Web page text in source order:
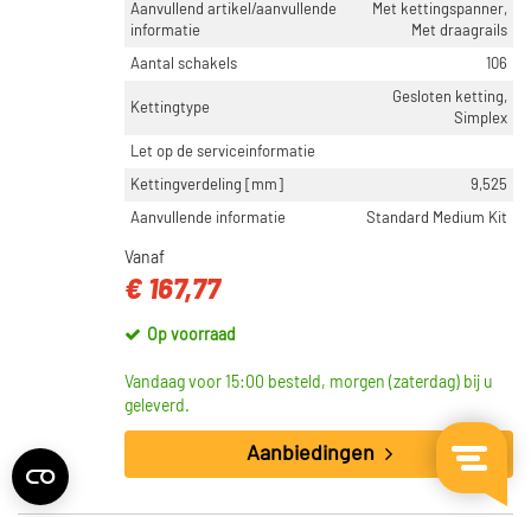
Aanvullend artikel/aanvullende
informatie
Met kettingspanner,
Met draagrails
Aantal schakels
106
Kettingtype
Gesloten ketting,
Simplex
Let op de serviceinformatie
Kettingverdeling [mm]
9,525
Aanvullende informatie
Standard Medium Kit
Vanaf
€ 167,77
Op voorraad
Vandaag voor 15:00 besteld, morgen (zaterdag) bij u
geleverd.
Aanbiedingen